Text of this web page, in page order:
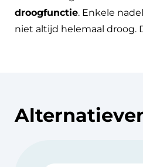
droogfunctie. Enkele
niet altijd helemaal droog.